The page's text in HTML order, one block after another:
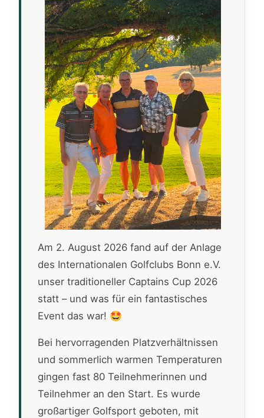
Am 2. August 2026 fand auf der Anlage
des Internationalen Golfclubs Bonn e.V.
unser traditioneller Captains Cup 2026
statt – und was für ein fantastisches
Event das war! 🤩
Bei hervorragenden Platzverhältnissen
und sommerlich warmen Temperaturen
gingen fast 80 Teilnehmerinnen und
Teilnehmer an den Start. Es wurde
großartiger Golfsport geboten, mit